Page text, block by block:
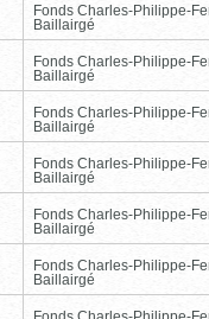
Fonds Charles-Philippe-
Baillairgé
Fonds Charles-Philippe-
Baillairgé
Fonds Charles-Philippe-
Baillairgé
Fonds Charles-Philippe-
Baillairgé
Fonds Charles-Philippe-
Baillairgé
Fonds Charles-Philippe-
Baillairgé